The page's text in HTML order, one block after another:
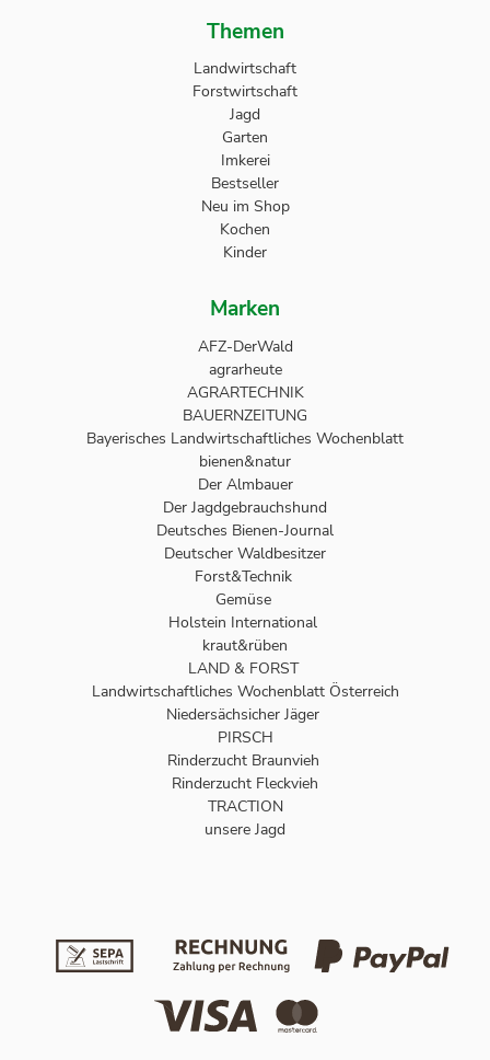
Themen
Landwirtschaft
Forstwirtschaft
Jagd
Garten
Imkerei
Bestseller
Neu im Shop
Kochen
Kinder
Marken
AFZ-DerWald
agrarheute
AGRARTECHNIK
BAUERNZEITUNG
Bayerisches Landwirtschaftliches Wochenblatt
bienen&natur
Der Almbauer
Der Jagdgebrauchshund
Deutsches Bienen-Journal
Deutscher Waldbesitzer
Forst&Technik
Gemüse
Holstein International
kraut&rüben
LAND & FORST
Landwirtschaftliches Wochenblatt Österreich
Niedersächsicher Jäger
PIRSCH
Rinderzucht Braunvieh
Rinderzucht Fleckvieh
TRACTION
unsere Jagd